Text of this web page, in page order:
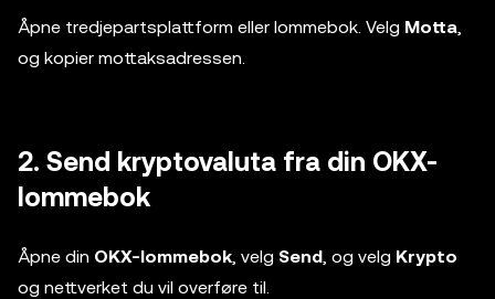
Åpne tredjepartsplattform eller lommebok. Velg Motta,
og kopier mottaksadressen.
2. Send kryptovaluta fra din OKX-
lommebok
Åpne din OKX-lommebok, velg Send, og velg Krypto
og nettverket du vil overføre til.